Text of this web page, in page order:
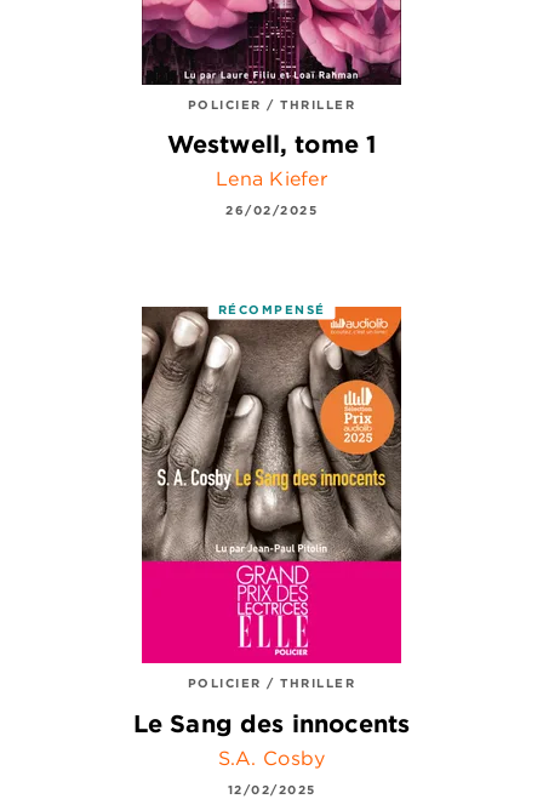
POLICIER / THRILLER
Westwell, tome 1
Lena Kiefer
26/02/2025
RÉCOMPENSÉ
POLICIER / THRILLER
Le Sang des innocents
S.A. Cosby
12/02/2025